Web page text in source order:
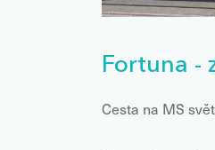
Fortuna -
Cesta na MS